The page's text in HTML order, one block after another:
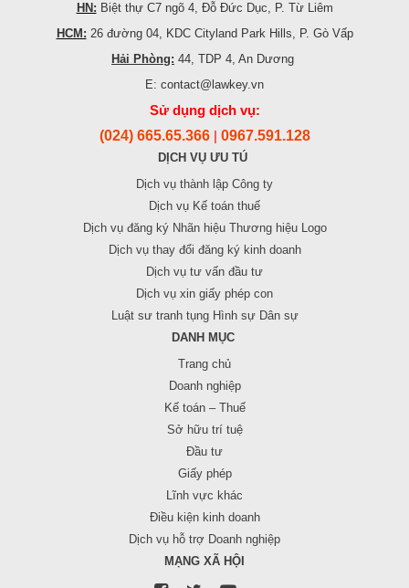
HN: Biệt thự C7 ngõ 4, Đỗ Đức Dục, P. Từ Liêm
HCM: 26 đường 04, KDC Cityland Park Hills, P. Gò Vấp
Hải Phòng: 44, TDP 4, An Dương
E: contact@lawkey.vn
Sử dụng dịch vụ:
(024) 665.65.366 0967.591.128
DỊCH VỤ ƯU TÚ
Dịch vụ thành lập Công ty
Dịch vụ Kế toán thuế
Dịch vụ đăng ký Nhãn hiệu Thương hiệu Logo
Dịch vụ thay đổi đăng ký kinh doanh
Dịch vụ tư vấn đầu tư
Dịch vụ xin giấy phép con
Luật sư tranh tụng Hình sự Dân sự
DANH MỤC
Trang chủ
Doanh nghiệp
Kế toán – Thuế
Sở hữu trí tuệ
Đầu tư
Giấy phép
Lĩnh vực khác
Điều kiện kinh doanh
Dịch vụ hỗ trợ Doanh nghiệp
MẠNG XÃ HỘI